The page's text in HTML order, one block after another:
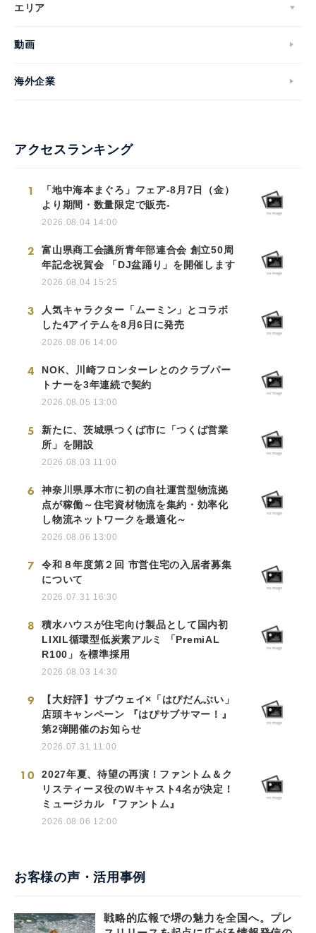
エリア
動画
海外企業
アクセスランキング
1
「地中海本まぐろ」フェア-8月7日（金）
より期間・数量限定で販売-
2026.08.04 14:00
2
富山県商工会議所青年部連合会 創立50周
年記念祝賀会 「DJ盆踊り」を開催します
2026.08.04 15:25
3
人気キャラクター「ムーミン」とコラボ
した4アイテムを8月6日に発売
2026.08.06 14:00
4
NOK、川崎フロンターレとのクラブパー
トナーを3年連続で契約
2026.08.05 13:00
5
新たに、茨城県つくば市に「つくば営業
所」を開設
2026.08.03 11:00
6
神奈川県厚木市に初の自社運営型物流拠
点が稼働～住宅資材物流を集約・効率化
し物流ネットワークを最適化～
2026.08.06 13:00
7
令和８年度第２回 市営住宅の入居者募集
について
2026.07.31 16:30
8
積水ハウスが住宅向け製品として国内初
LIXIL循環型低炭素アルミ 「PremiAL
R100」を標準採用
2026.08.03 14:30
9
【大好評】サブウェイ×「はぴだんぶい」
店頭キャンペーン 『はぴサブサマー！』
第2弾開催のお知らせ
2026.07.31 11:00
10
2027年夏、待望の再演！ファントム＆ク
リスティーヌ役のWキャスト4名が決定！
ミュージカル 『ファントム』
2026.08.06 12:00
お客様の声・活用事例
戦略的広報で堺の魅力を全国へ。プレ